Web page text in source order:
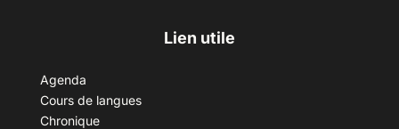
Lien utile
Agenda
Cours de langues
Chronique